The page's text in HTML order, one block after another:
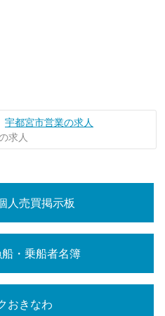
宇都宮市営業の求人
求人
人売買掲示板
船・乗船者名簿
おきなわ